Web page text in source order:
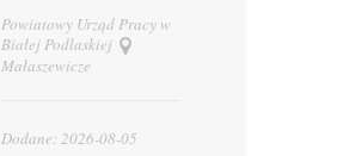
Powiatowy Urząd Pracy w
Białej Podlaskiej
Małaszewicze
Dodane: 2026-08-05